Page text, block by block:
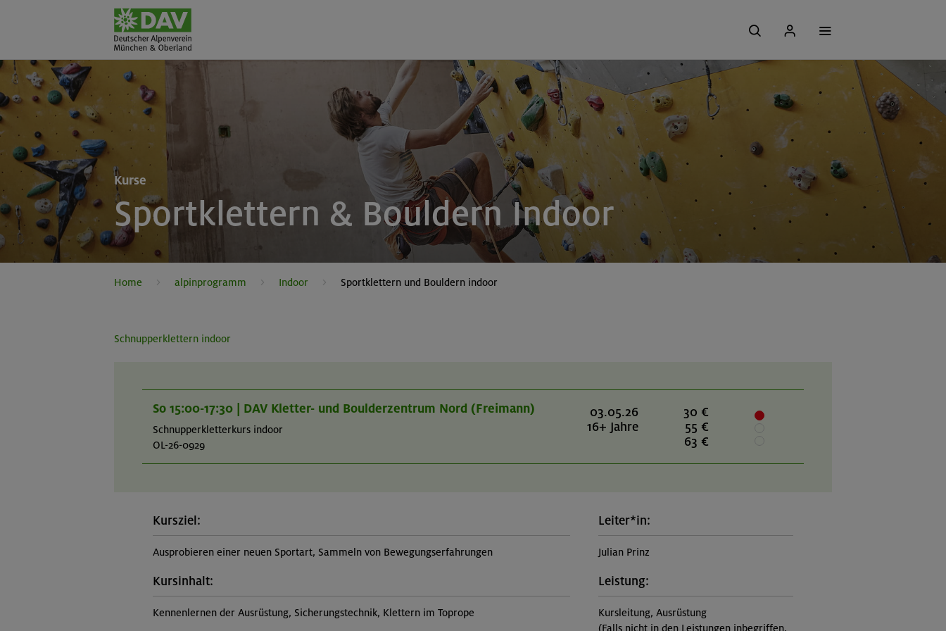
Sportklettern & Bouldern Indoor
Kurse
Home alpinprogramm Indoor Sportklettern und Bouldern indoor
Schnupperklettern indoor
So 15:00-17:30 | DAV Kletter- und Boulderzentrum Nord (Freimann)
Schnupperkletterkurs indoor
OL-26-0929
03.05.26
16+ Jahre
30 €
55 €
63 €
Kursziel:
Ausprobieren einer neuen Sportart, Sammeln von Bewegungserfahrungen
Kursinhalt:
Kennenlernen der Ausrüstung, Sicherungstechnik, Klettern im Toprope
Leiter*in:
Julian Prinz
Leistung:
Kursleitung, Ausrüstung
(Falls nicht in den Leistungen inbegriffen,